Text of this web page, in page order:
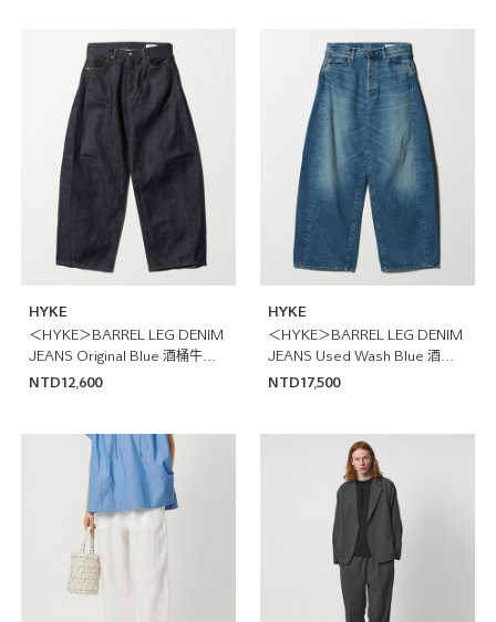
HYKE
＜HYKE＞BARREL LEG DENIM
JEANS Original Blue 酒桶牛仔
長褲 日本製
NTD12,600
HYKE
＜HYKE＞BARREL LEG DENIM
JEANS Used Wash Blue 酒桶
牛仔長褲 日本製
NTD17,500